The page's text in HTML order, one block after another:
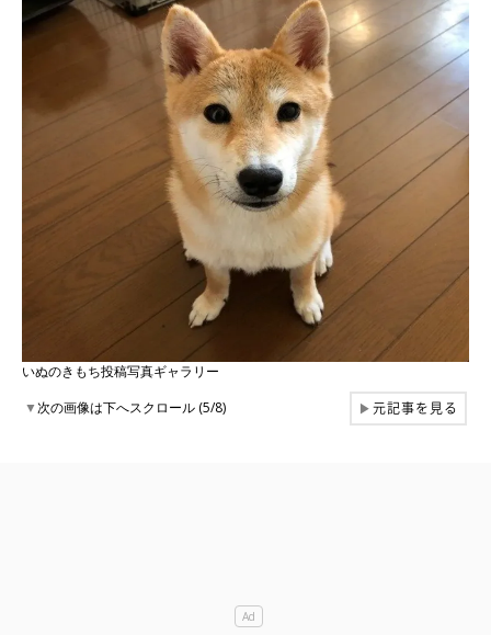
いぬのきもち投稿写真ギャラリー
▼次の画像は下へスクロール (5/8) ▶元記事を見る